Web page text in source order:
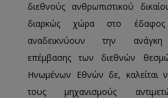
διεθνούς ανθρωπιστικού
διαρκώς χώρα στο έδαφος
αναδεικνύουν την ανάγκη
επέμβασης των διεθνών
Ηνωμένων Εθνών δε, καλείται
τους μηχανισμούς